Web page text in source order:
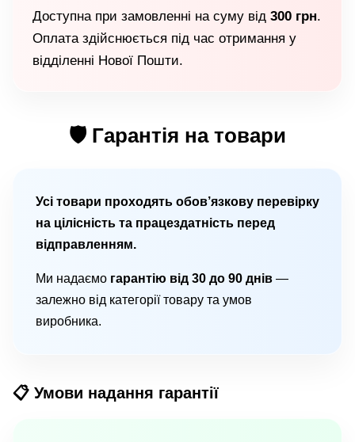
Доступна при замовленні на суму від 300 грн.
Оплата здійснюється під час отримання у
відділенні Нової Пошти.
🛡 Гарантія на товари
Усі товари проходять обов’язкову перевірку
на цілісність та працездатність перед
відправленням.
Ми надаємо гарантію від 30 до 90 днів —
залежно від категорії товару та умов
виробника.
📋 Умови надання гарантії